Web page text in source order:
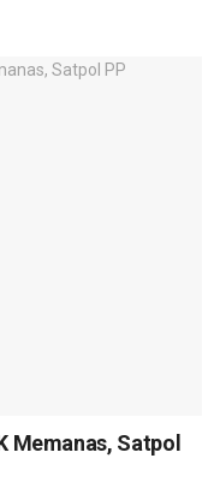
Memanas, Satpol